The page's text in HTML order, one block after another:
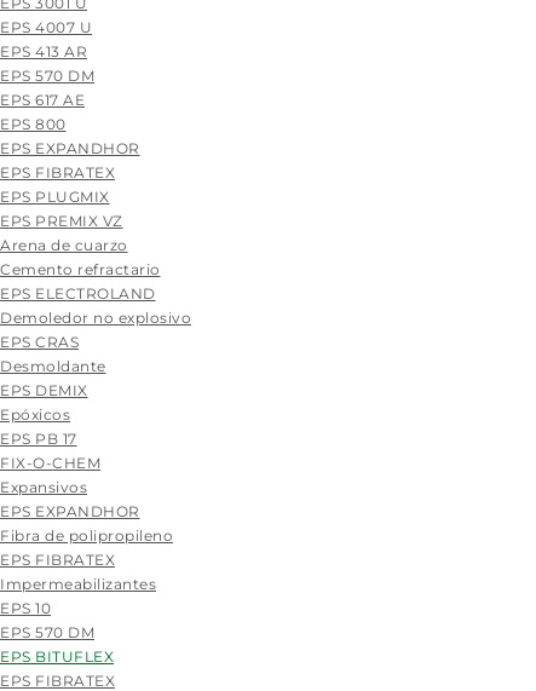
EPS 4007 U
EPS 413 AR
EPS 570 DM
EPS 617 AE
EPS 800
EPS EXPANDHOR
EPS FIBRATEX
EPS PLUGMIX
EPS PREMIX VZ
Arena de cuarzo
Cemento refractario
EPS ELECTROLAND
Demoledor no explosivo
EPS CRAS
Desmoldante
EPS DEMIX
Epóxicos
EPS PB 17
FIX-O-CHEM
Expansivos
EPS EXPANDHOR
Fibra de polipropileno
EPS FIBRATEX
Impermeabilizantes
EPS 10
EPS 570 DM
EPS BITUFLEX
EPS FIBRATEX